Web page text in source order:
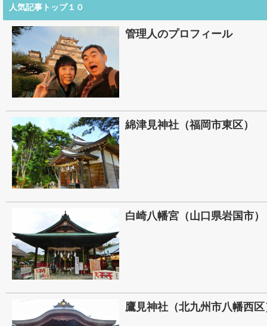
人気記事トップ１０
管理人のプロフィール
綿津見神社（福岡市東区）
白崎八幡宮（山口県岩国市）
鷹見神社（北九州市八幡西区